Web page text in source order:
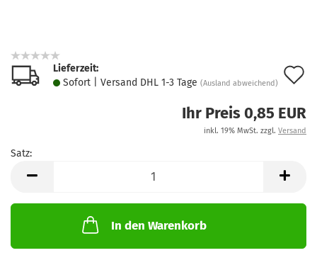
Lieferzeit:
Sofort | Versand DHL 1-3 Tage (Ausland abweichend)
Ihr Preis 0,85 EUR
inkl. 19% MwSt. zzgl. Versand
Satz:
In den Warenkorb